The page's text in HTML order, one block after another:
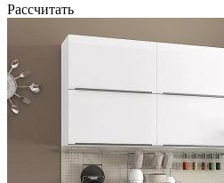
Рассчитать